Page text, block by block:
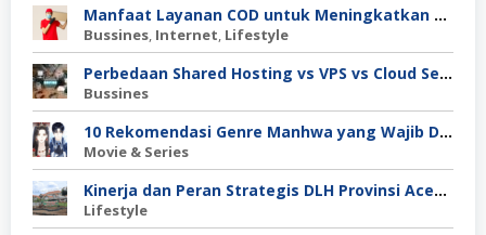
Manfaat Layanan COD untuk Meningkatkan Kepercayaan Pembeli
Bussines, Internet, Lifestyle
Perbedaan Shared Hosting vs VPS vs Cloud Server: Mana untuk Project Skala Menengah?
Bussines
10 Rekomendasi Genre Manhwa yang Wajib Dibaca
Movie & Series
Kinerja dan Peran Strategis DLH Provinsi Aceh dalam Pengelolaan Lingkungan Hidup
Lifestyle